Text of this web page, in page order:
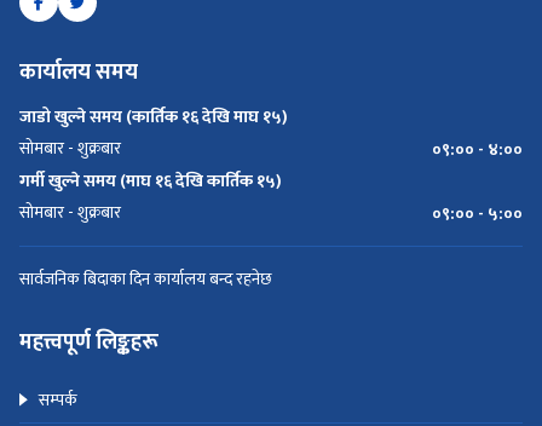
कार्यालय समय
जाडो खुल्ने समय (कार्तिक १६ देखि माघ १५)
सोमबार - शुक्रबार
०९:०० - ४:००
गर्मी खुल्ने समय (माघ १६ देखि कार्तिक १५)
सोमबार - शुक्रबार
०९:०० - ५:००
सार्वजनिक बिदाका दिन कार्यालय बन्द रहनेछ
महत्त्वपूर्ण लिङ्कहरू
सम्पर्क